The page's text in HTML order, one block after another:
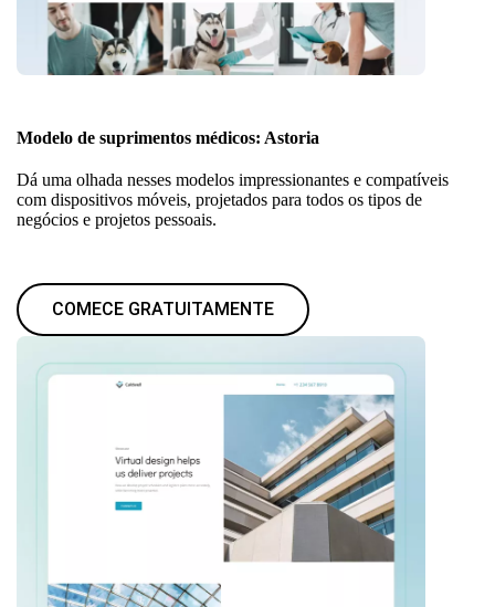
Modelo de suprimentos médicos: Astoria
Dá uma olhada nesses modelos impressionantes e compatíveis
com dispositivos móveis, projetados para todos os tipos de
negócios e projetos pessoais.
COMECE GRATUITAMENTE